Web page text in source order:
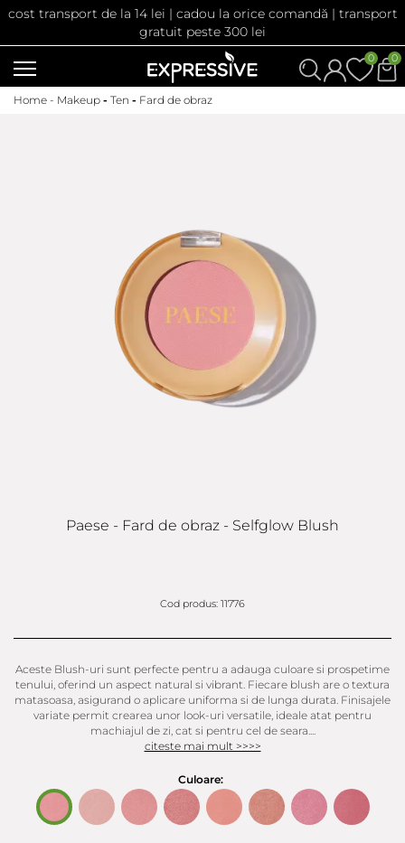
cost transport de la 14 lei | cadou la orice comandă | transport
gratuit peste 300 lei
0
0
Home - Makeup - Ten - Fard de obraz
Paese - Fard de obraz - Selfglow Blush
Cod produs: 11776
Aceste Blush-uri sunt perfecte pentru a adauga culoare si prospetime
tenului, oferind un aspect natural si vibrant. Fiecare blush are o textura
matasoasa, asigurand o aplicare uniforma si de lunga durata. Finisajele
variate permit crearea unor look-uri versatile, ideale atat pentru
machiajul de zi, cat si pentru cel de seara....
citeste mai mult >>>>
Culoare: